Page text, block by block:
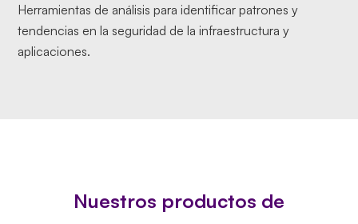
Herramientas de análisis para identificar patrones y
tendencias en la seguridad de la infraestructura y
aplicaciones.
Nuestros productos de